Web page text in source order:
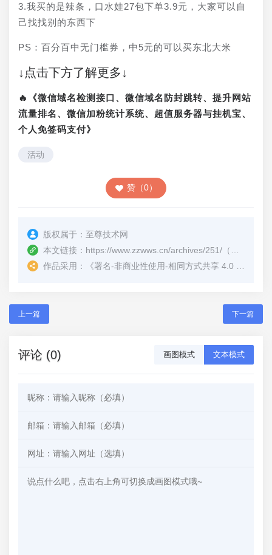
3.我买的是辣条，口水娃27包下单3.9元，大家可以自
己找找别的东西下
PS：百分百中无门槛券，中5元的可以买东北大米
↓点击下方了解更多↓
🔥《微信域名检测接口、微信域名防封跳转、提升网站
流量排名、微信加粉统计系统、超值服务器与挂机宝、
个人免签码支付》
活动
赞（0）
版权属于： 至尊技术网
本文链接： https://www.zzwws.cn/archives/251/ （转载时请注明本文出处及文章链接）
作品采用：
《署名-非商业性使用-相同方式共享 4.0 国际 (CC BY-NC-SA 4.0)
上一篇 下一篇
评论 (0) 画图模式 文本模式